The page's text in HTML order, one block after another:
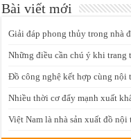
Bài viết mới
Giải đáp phong thủy trong nhà
Những điều cần chú ý khi
Đồ công nghệ kết hợp cùng nội
Nhiều thời cơ đẩy mạnh xuất
Việt Nam là nhà sản xuất đồ